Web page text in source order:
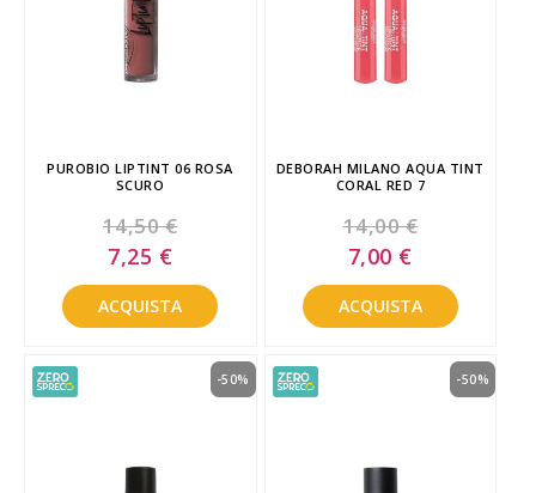
PUROBIO LIPTINT 06 ROSA
SCURO
14,50 €
Special
Price
7,25 €
ACQUISTA
DEBORAH MILANO AQUA TINT
CORAL RED 7
14,00 €
Special
Price
7,00 €
ACQUISTA
-50% -50%